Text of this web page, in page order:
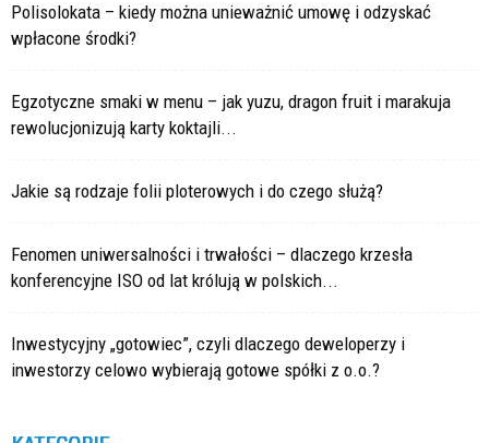
Polisolokata – kiedy można unieważnić umowę i odzyskać
wpłacone środki?
Egzotyczne smaki w menu – jak yuzu, dragon fruit i marakuja
rewolucjonizują karty koktajli...
Jakie są rodzaje folii ploterowych i do czego służą?
Fenomen uniwersalności i trwałości – dlaczego krzesła
konferencyjne ISO od lat królują w polskich...
Inwestycyjny „gotowiec”, czyli dlaczego deweloperzy i
inwestorzy celowo wybierają gotowe spółki z o.o.?